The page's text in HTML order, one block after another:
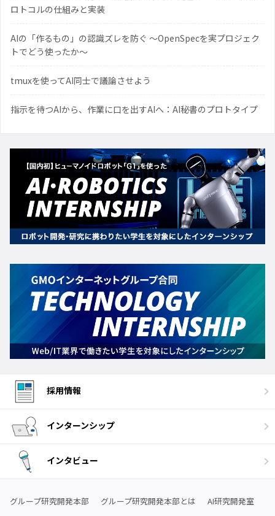
ロトコルの仕組みと実装
AIの「作るもの」の認識ズレを防ぐ 〜OpenSpecを実プロジェク
トでどう使ったか〜
tmuxを使ってAI同士で議論させよう
指示を待つAIから、作業に口を出すAIへ：AI秘書のプロトタイプ
採用情報
インターンシップ
インタビュー
グループ研究開発本部 グループ研究開発本部とは AI研究開発室